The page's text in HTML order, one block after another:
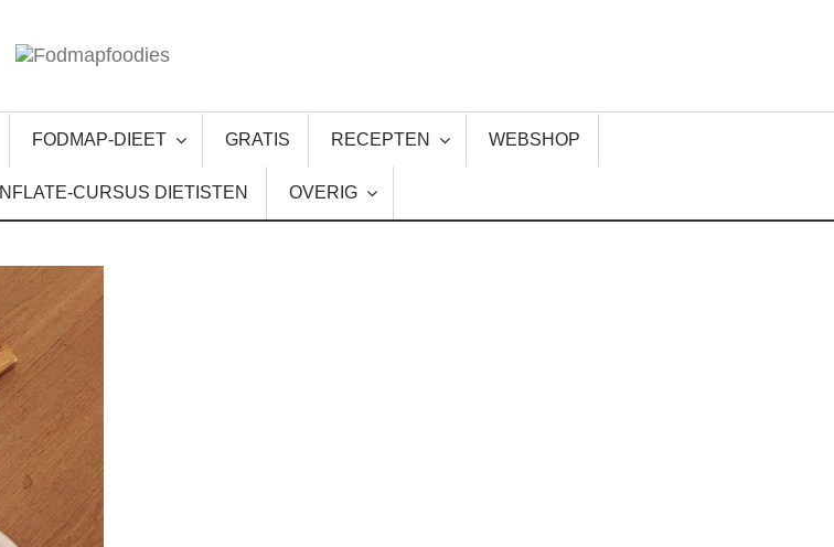
FODMAP-DIEET GRATIS RECEPTEN WEBSHOP
INFLATE-CURSUS DIETISTEN OVERIG